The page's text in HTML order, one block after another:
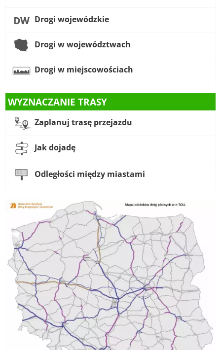
Drogi wojewódzkie
Drogi w województwach
Drogi w miejscowościach
WYZNACZANIE TRASY
Zaplanuj trasę przejazdu
Jak dojadę
Odległości między miastami